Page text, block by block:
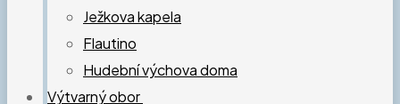
Ježkova kapela
Flautino
Hudební výchova doma
Výtvarný obor